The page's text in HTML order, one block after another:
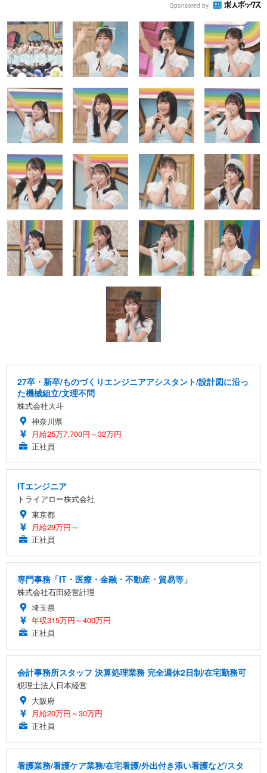
Sponsored by
27卒・新卒/ものづくりエンジニアアシスタント/設計図に沿っ
た機械組立/文理不問
株式会社大斗
神奈川県
月給25万7,700円～32万円
正社員
ITエンジニア
トライアロー株式会社
東京都
月給29万円～
正社員
専門事務「IT・医療・金融・不動産・貿易等」
株式会社石田経営計理
埼玉県
年収315万円～400万円
正社員
会計事務所スタッフ 決算処理業務 完全週休2日制/在宅勤務可
税理士法人日本経営
大阪府
月給20万円～30万円
正社員
看護業務/看護ケア業務/在宅看護/外出付き添い看護など/スタ